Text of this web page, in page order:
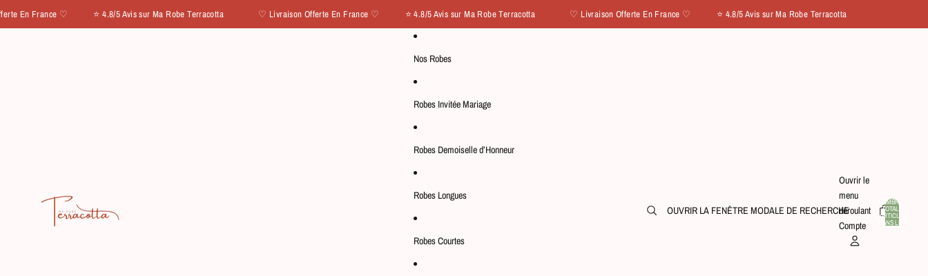
♡ ⭐ 4.8/5 Avis sur Ma Robe Terracotta ♡ Livraison Offerte En France ♡ ⭐ 4.8/5 Avis sur Ma Robe Terracotta ♡ Livraison Offerte En France ♡ ⭐ 4.8/5 Avis sur Ma Robe Terracotta
Nos Robes
Robes Invitée Mariage
Robes Demoiselle d’Honneur
Robes Longues
Robes Courtes
OUVRIR LA FENÊTRE MODALE DE RECHERCHE
Ouvrir le
menu
déroulant
Compte
NOMBRE
TOTAL
D’ARTICLES
DANS LE